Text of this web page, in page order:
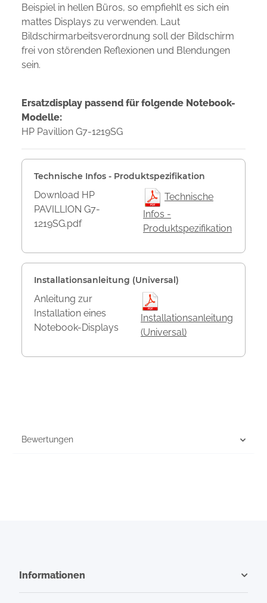
Beispiel in hellen Büros, so empfiehlt es sich ein
mattes Displays zu verwenden. Laut
Bildschirmarbeitsverordnung soll der Bildschirm
frei von störenden Reflexionen und Blendungen
sein.
Ersatzdisplay passend für folgende Notebook-
Modelle:
HP Pavillion G7-1219SG
Technische Infos - Produktspezifikation
Download HP
PAVILLION G7-
1219SG.pdf
Technische
Infos -
Produktspezifikation
Installationsanleitung (Universal)
Anleitung zur
Installation eines
Notebook-Displays
Installationsanleitung
(Universal)
Bewertungen
Informationen